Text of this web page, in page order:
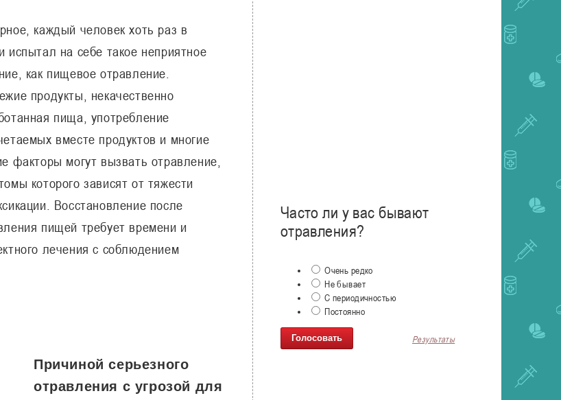
каждый человек хоть раз в
испытал на себе такое неприятное
как пищевое отравление.
продукты, некачественно
пища, употребление
вместе продуктов и многие
факторы могут вызвать отравление,
которого зависят от тяжести
Восстановление после
пищей требует времени и
лечения с соблюдением
Причиной серьезного
отравления с угрозой для
Часто ли у вас бывают
отравления?
Очень редко
Не бывает
С периодичностью
Постоянно
Результаты